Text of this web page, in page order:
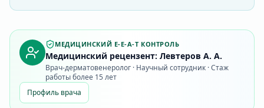
МЕДИЦИНСКИЙ E-E-A-T КОНТРОЛЬ
Медицинский рецензент: Левтеров А. А.
Врач-дерматовенеролог · Научный сотрудник · Стаж
работы более 15 лет
Профиль врача